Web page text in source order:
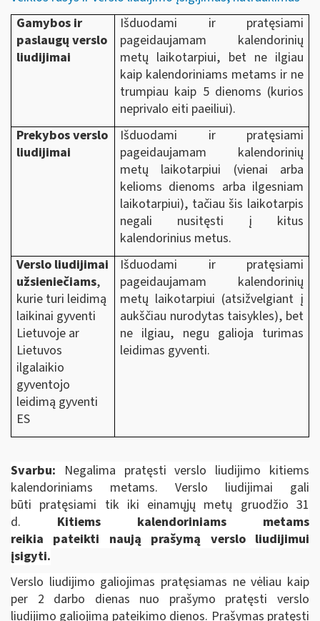
Gamybos ir
paslaugų verslo
liudijimai
Išduodami ir pratęsiami
pageidaujamam kalendorinių
metų laikotarpiui, bet ne ilgiau
kaip kalendoriniams metams ir ne
trumpiau kaip 5 dienoms (kurios
neprivalo eiti paeiliui).
Prekybos verslo
liudijimai
Išduodami ir pratęsiami
pageidaujamam kalendorinių
metų laikotarpiui (vienai arba
kelioms dienoms arba ilgesniam
laikotarpiui), tačiau šis laikotarpis
negali nusitęsti į kitus
kalendorinius metus.
Verslo liudijimai
užsieniečiams,
kurie turi leidimą
laikinai gyventi
Lietuvoje ar
Lietuvos
ilgalaikio
gyventojo
leidimą gyventi
ES
Išduodami ir pratęsiami
pageidaujamam kalendorinių
metų laikotarpiui (atsižvelgiant į
aukščiau nurodytas taisykles), bet
ne ilgiau, negu galioja turimas
leidimas gyventi.
Svarbu: Negalima pratęsti verslo liudijimo kitiems
kalendoriniams metams. Verslo liudijimai gali
būti pratęsiami tik iki einamųjų metų gruodžio 31
d. Kitiems kalendoriniams metams
reikia pateikti naują prašymą verslo liudijimui
įsigyti.
Verslo liudijimo galiojimas pratęsiamas ne vėliau kaip
per 2 darbo dienas nuo prašymo pratęsti verslo
liudijimo galiojimą pateikimo dienos. Prašymas pratęsti